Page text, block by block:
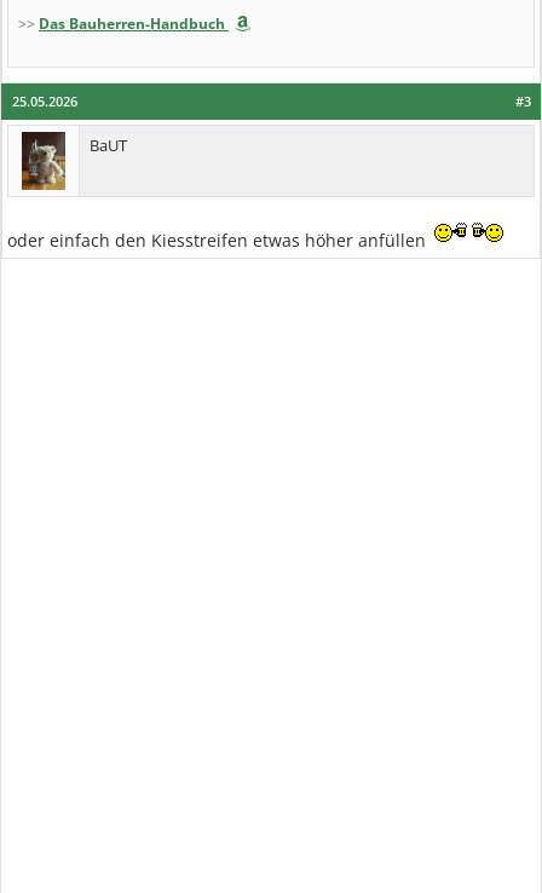
>> Das Bauherren-Handbuch
#3
25.05.2026
BaUT
oder einfach den Kiesstreifen etwas höher anfüllen